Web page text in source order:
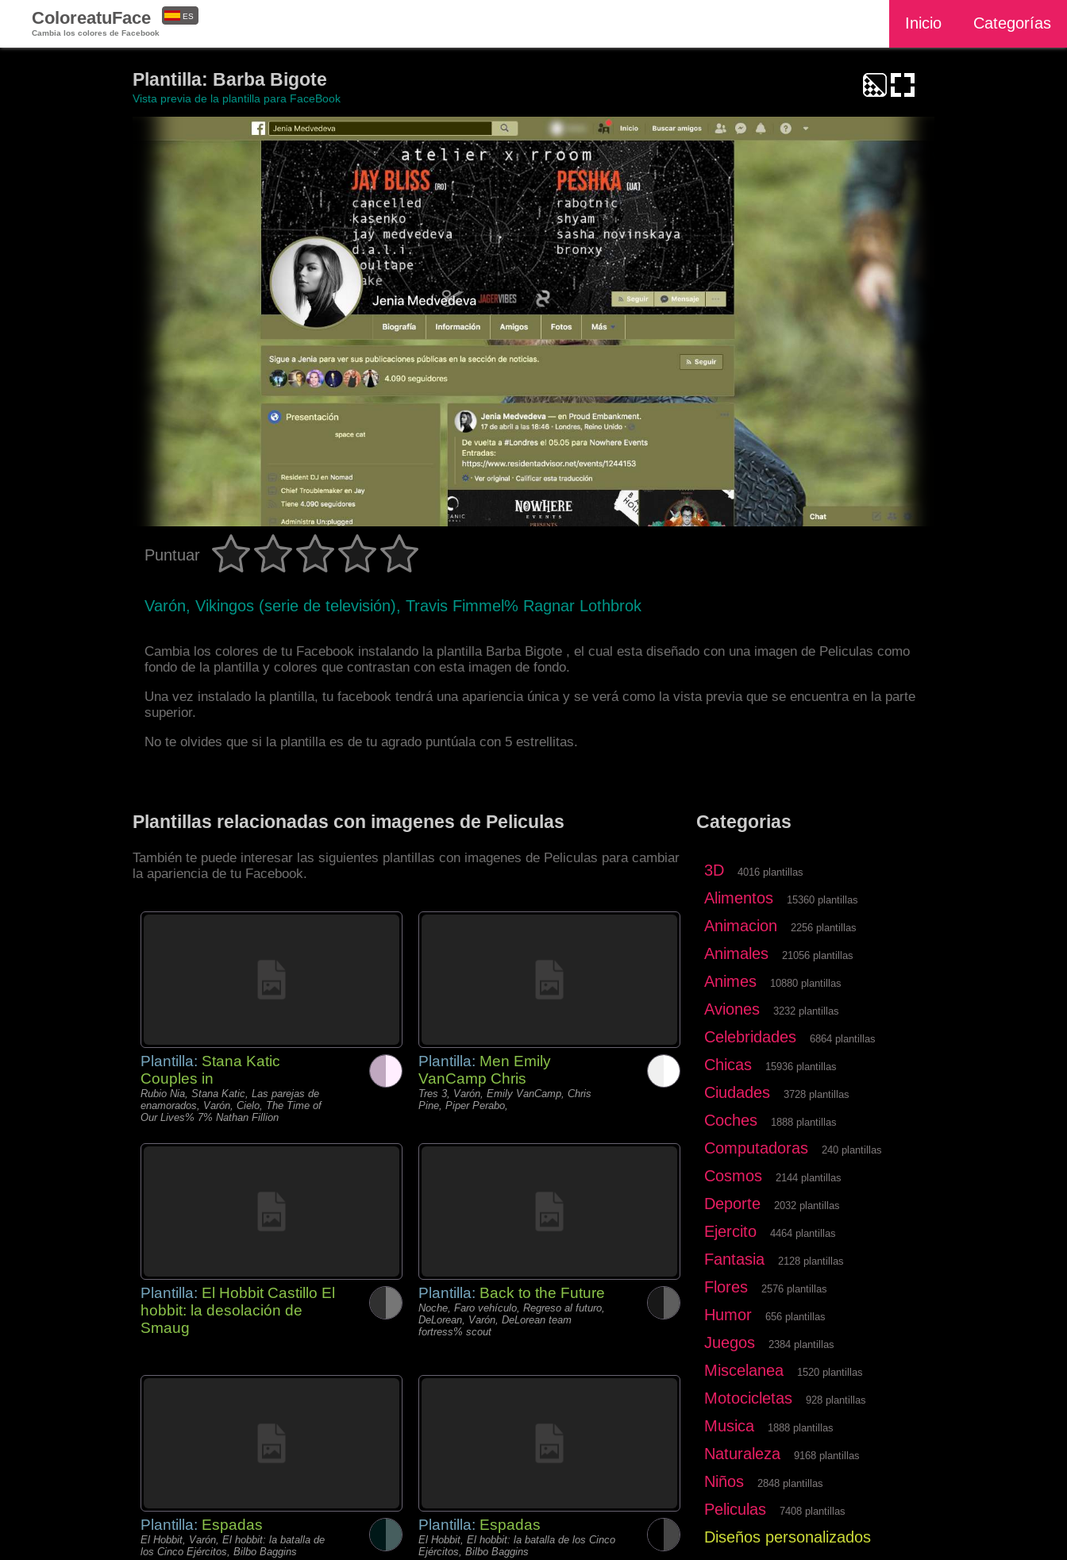
ColoreatuFace
Cambia los colores de Facebook
Inicio Categorías
ES
Plantilla: Barba Bigote
Vista previa de la plantilla para FaceBook
Puntuar
Varón, Vikingos (serie de televisión), Travis Fimmel% Ragnar Lothbrok
Cambia los colores de tu Facebook instalando la plantilla Barba Bigote , el cual esta diseñado con una imagen de Peliculas como
fondo de la plantilla y colores que contrastan con esta imagen de fondo.
Una vez instalado la plantilla, tu facebook tendrá una apariencia única y se verá como la vista previa que se encuentra en la parte
superior.
No te olvides que si la plantilla es de tu agrado puntúala con 5 estrellitas.
Plantillas relacionadas con imagenes de Peliculas
También te puede interesar las siguientes plantillas con imagenes de Peliculas para cambiar
la apariencia de tu Facebook.
Plantilla: Stana Katic
Couples in
Rubio Nia, Stana Katic, Las parejas de
enamorados, Varón, Cielo, The Time of
Our Lives% 7% Nathan Fillion
Plantilla: Men Emily
VanCamp Chris
Tres 3, Varón, Emily VanCamp, Chris
Pine, Piper Perabo,
Plantilla: El Hobbit Castillo El
hobbit: la desolación de
Smaug
Plantilla: Back to the Future
Noche, Faro vehículo, Regreso al futuro,
DeLorean, Varón, DeLorean team
fortress% scout
Plantilla: Espadas
El Hobbit, Varón, El hobbit: la batalla de
los Cinco Ejércitos, Bilbo Baggins
Plantilla: Espadas
El Hobbit, El hobbit: la batalla de los Cinco
Ejércitos, Bilbo Baggins
Categorias
3D 4016 plantillas
Alimentos 15360 plantillas
Animacion 2256 plantillas
Animales 21056 plantillas
Animes 10880 plantillas
Aviones 3232 plantillas
Celebridades 6864 plantillas
Chicas 15936 plantillas
Ciudades 3728 plantillas
Coches 1888 plantillas
Computadoras 240 plantillas
Cosmos 2144 plantillas
Deporte 2032 plantillas
Ejercito 4464 plantillas
Fantasia 2128 plantillas
Flores 2576 plantillas
Humor 656 plantillas
Juegos 2384 plantillas
Miscelanea 1520 plantillas
Motocicletas 928 plantillas
Musica 1888 plantillas
Naturaleza 9168 plantillas
Niños 2848 plantillas
Peliculas 7408 plantillas
Diseños personalizados